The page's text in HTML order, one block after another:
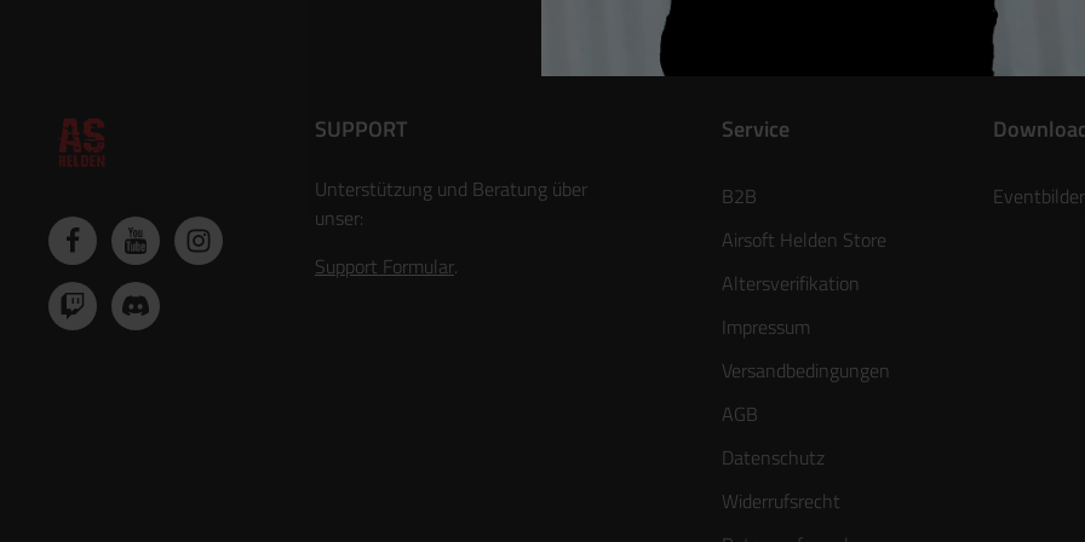
SUPPORT
Unterstützung und Beratung über
unser:
Support Formular.
Service
B2B
Airsoft Helden Store
Altersverifikation
Impressum
Versandbedingungen
AGB
Datenschutz
Widerrufsrecht
Eventbilder